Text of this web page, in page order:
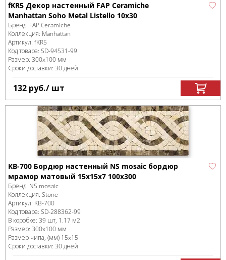
fKR5 Декор настенный FAP Ceramiche
Manhattan Soho Metal Listello 10x30
Бренд: FAP Ceramiche
Коллекция: Manhattan
Артикул: fKR5
Код товара: SD-94531-99
Размер: 300x100 мм
Сроки доставки: 30 дней
132 руб./ шт
KB-700 Бордюр настенный NS mosaic бордюр
мрамор матовый 15x15x7 100x300
Бренд: NS mosaic
Коллекция: Stone
Артикул: KB-700
Код товара: SD-288362-99
В коробке: 39 шт, 1.17 м2
Размер: 300x100 мм
Размер чипа, (мм) 15x15
Сроки доставки: 30 дней